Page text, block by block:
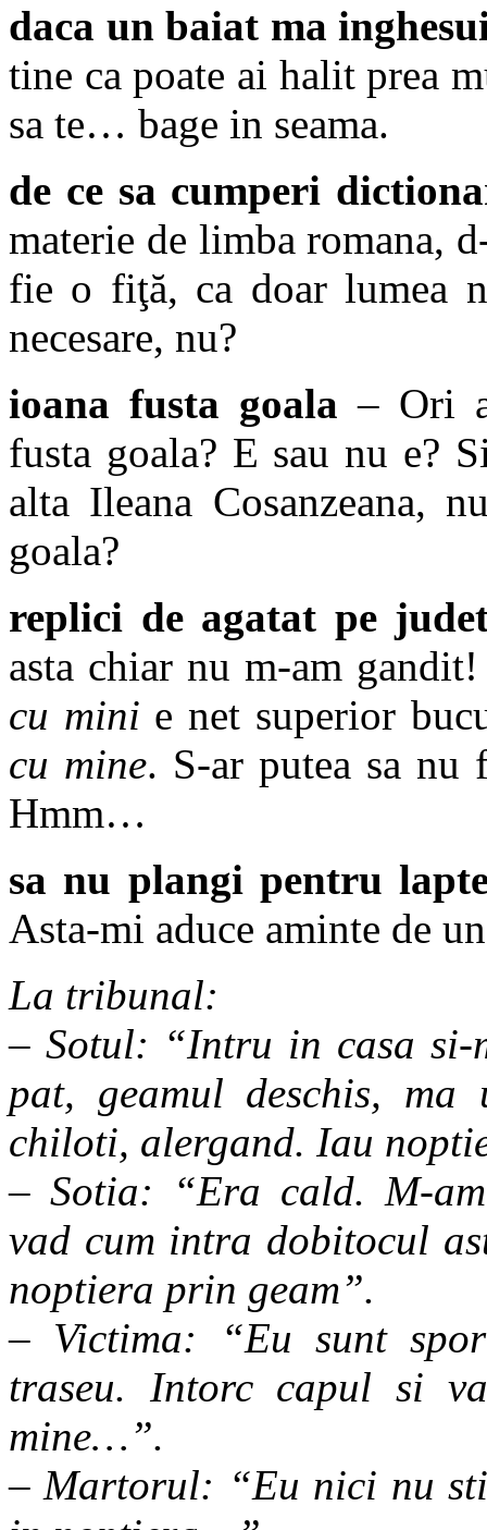
daca un baiat ma
tine ca poate ai halit prea
sa te… bage in seama.
de ce sa cumperi
materie de limba romana,
fie o fiţă, ca doar lumea
necesare, nu?
ioana fusta goala – Ori
fusta goala? E sau nu e?
alta Ileana Cosanzeana,
goala?
replici de agatat pe
asta chiar nu m-am
cu mini e net superior
cu mine. S-ar putea sa nu
Hmm…
sa nu plangi pentru
Asta-mi aduce aminte de
La tribunal:
– Sotul: “Intru in casa si-
pat, geamul deschis,
chiloti, alergand. Iau
– Sotia: “Era cald. M-
vad cum intra dobitocul
noptiera prin geam”.
– Victima: “Eu sunt
traseu. Intorc capul si
mine…”.
– Martorul: “Eu nici nu